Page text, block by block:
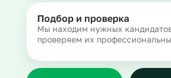
Подбор и проверка
Мы находим нужных
проверяем их